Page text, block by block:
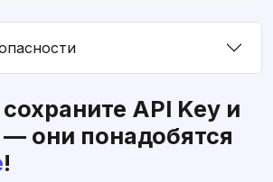
API Key и
они понадобятся
!